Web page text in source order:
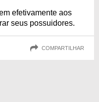
efetivamente aos
seus possuidores.
COMPARTILHAR